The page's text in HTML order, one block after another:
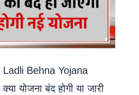
Behna Yojana
योजना बंद होगी या जारी